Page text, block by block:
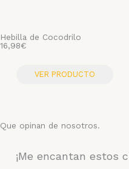
Hebilla de Cocodrilo
16,98€
VER PRODUCTO
Que opinan de nosotros.
¡Me encantan estos